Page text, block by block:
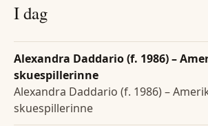
I dag
Alexandra Daddario (f. 1986) –
skuespillerinne
Alexandra Daddario (f. 1986) –
skuespillerinne